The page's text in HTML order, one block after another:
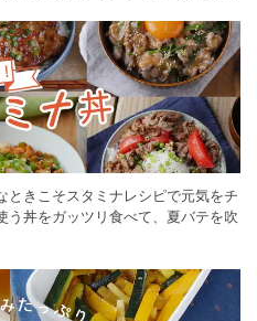
ときこそスタミナレシピで元気をチ
う丼をガッツリ食べて、夏バテを吹